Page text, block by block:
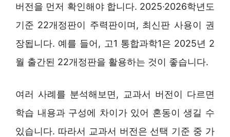
버전을 먼저 확인해야 합니다. 2025·2026학년도
기준 22개정판이 주력판이며, 최신판 사용이 권
장됩니다. 예를 들어, 고1 통합과학1은 2025년 2
월 출간된 22개정판을 활용하는 것이 좋습니다.
여러 사례를 분석해보면, 교과서 버전이 다르면
학습 내용과 구성에 차이가 있어 혼동이 생길 수
있습니다. 따라서 교과서 버전은 선택 기준 중 가